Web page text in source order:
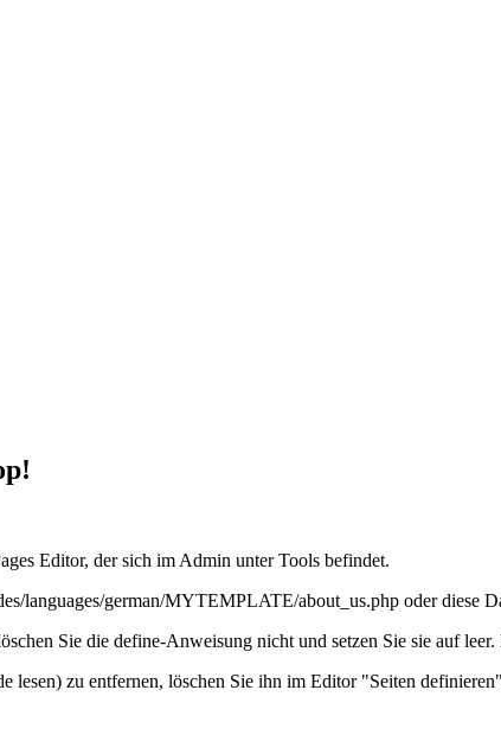
Editor, der sich im Admin unter Tools befindet.
languages/german/MYTEMPLATE/about_us.php oder diese
Sie die define-Anweisung nicht und setzen Sie sie auf
lesen) zu entfernen, löschen Sie ihn im Editor "Seiten